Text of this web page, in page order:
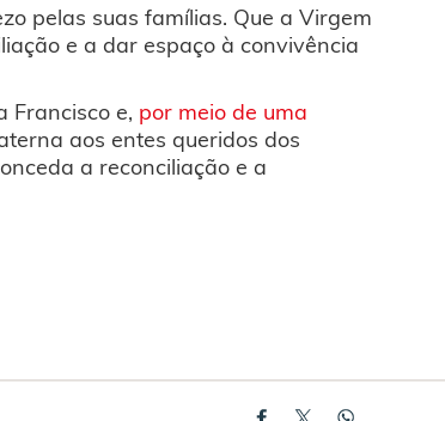
pelas suas famílias. Que a Virgem
e a dar espaço à convivência
Francisco e, por meio de uma
aos entes queridos dos
a reconciliação e a